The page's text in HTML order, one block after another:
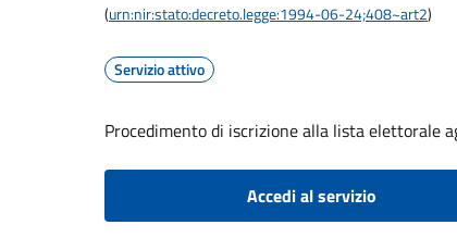
(urn:nir:stato:decreto.legge:1994-06-24;408~art2)
Servizio attivo
Procedimento di iscrizione alla lista elettorale
Accedi al servizio